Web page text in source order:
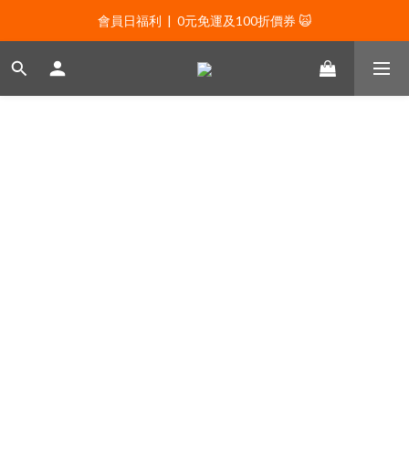
會員日福利  |  0元免運及100折價券 🙀
會員日福利  |  0元免運及100折價券 🙀
會員日福利  |  會員專屬好禮三選一🌟